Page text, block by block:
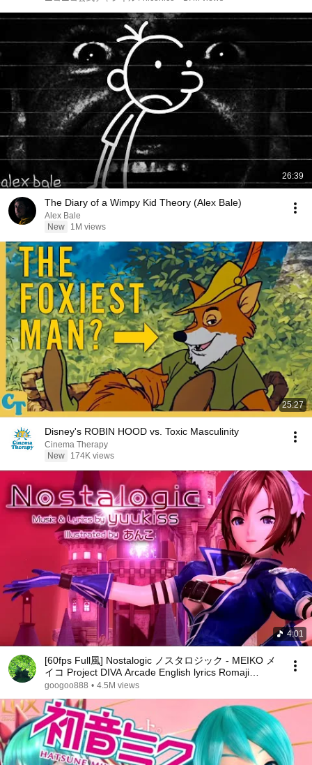
26:39
The Diary of a Wimpy Kid Theory (Alex Bale)
Alex Bale
New
1M views
25:27
Disney's ROBIN HOOD vs. Toxic Masculinity
Cinema Therapy
New
174K views
4:01
[60fps Full風] Nostalogic ノスタロジック - MEIKO メ
イコ Project DIVA Arcade English lyrics Romaji
subtitles
googoo888 • 4.5M views